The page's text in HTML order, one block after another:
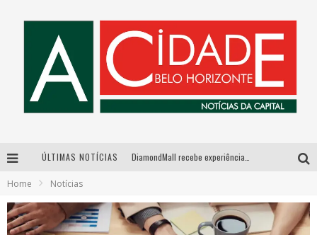
ÚLTIMAS NOTÍCIAS
Exposição “Habitante – Registros de um Bolinho pela Cidade”, de Raquel Bolinho, ocupa a PQNA Galeria Pedro Moraleida, no Palácio das Artes
Home Notícias